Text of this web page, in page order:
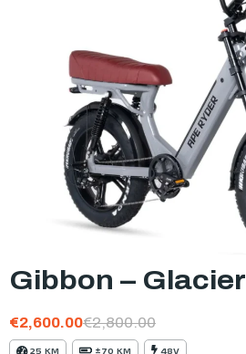
Gibbon – Glacier
€2,600.00€2,800.00